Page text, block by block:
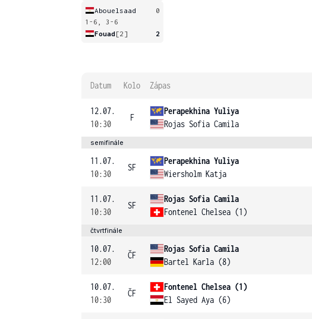
Abouelsaad
0
1-6, 3-6
Fouad[2] 2
Datum Kolo Zápas
12.07.
10:30
F
Perapekhina Yuliya
Rojas Sofia Camila
semifinále
11.07.
10:30
SF
Perapekhina Yuliya
Wiersholm Katja
11.07.
10:30
SF
Rojas Sofia Camila
Fontenel Chelsea (1)
čtvrtfinále
10.07.
12:00
ČF
Rojas Sofia Camila
Bartel Karla (8)
10.07.
10:30
ČF
Fontenel Chelsea (1)
El Sayed Aya (6)